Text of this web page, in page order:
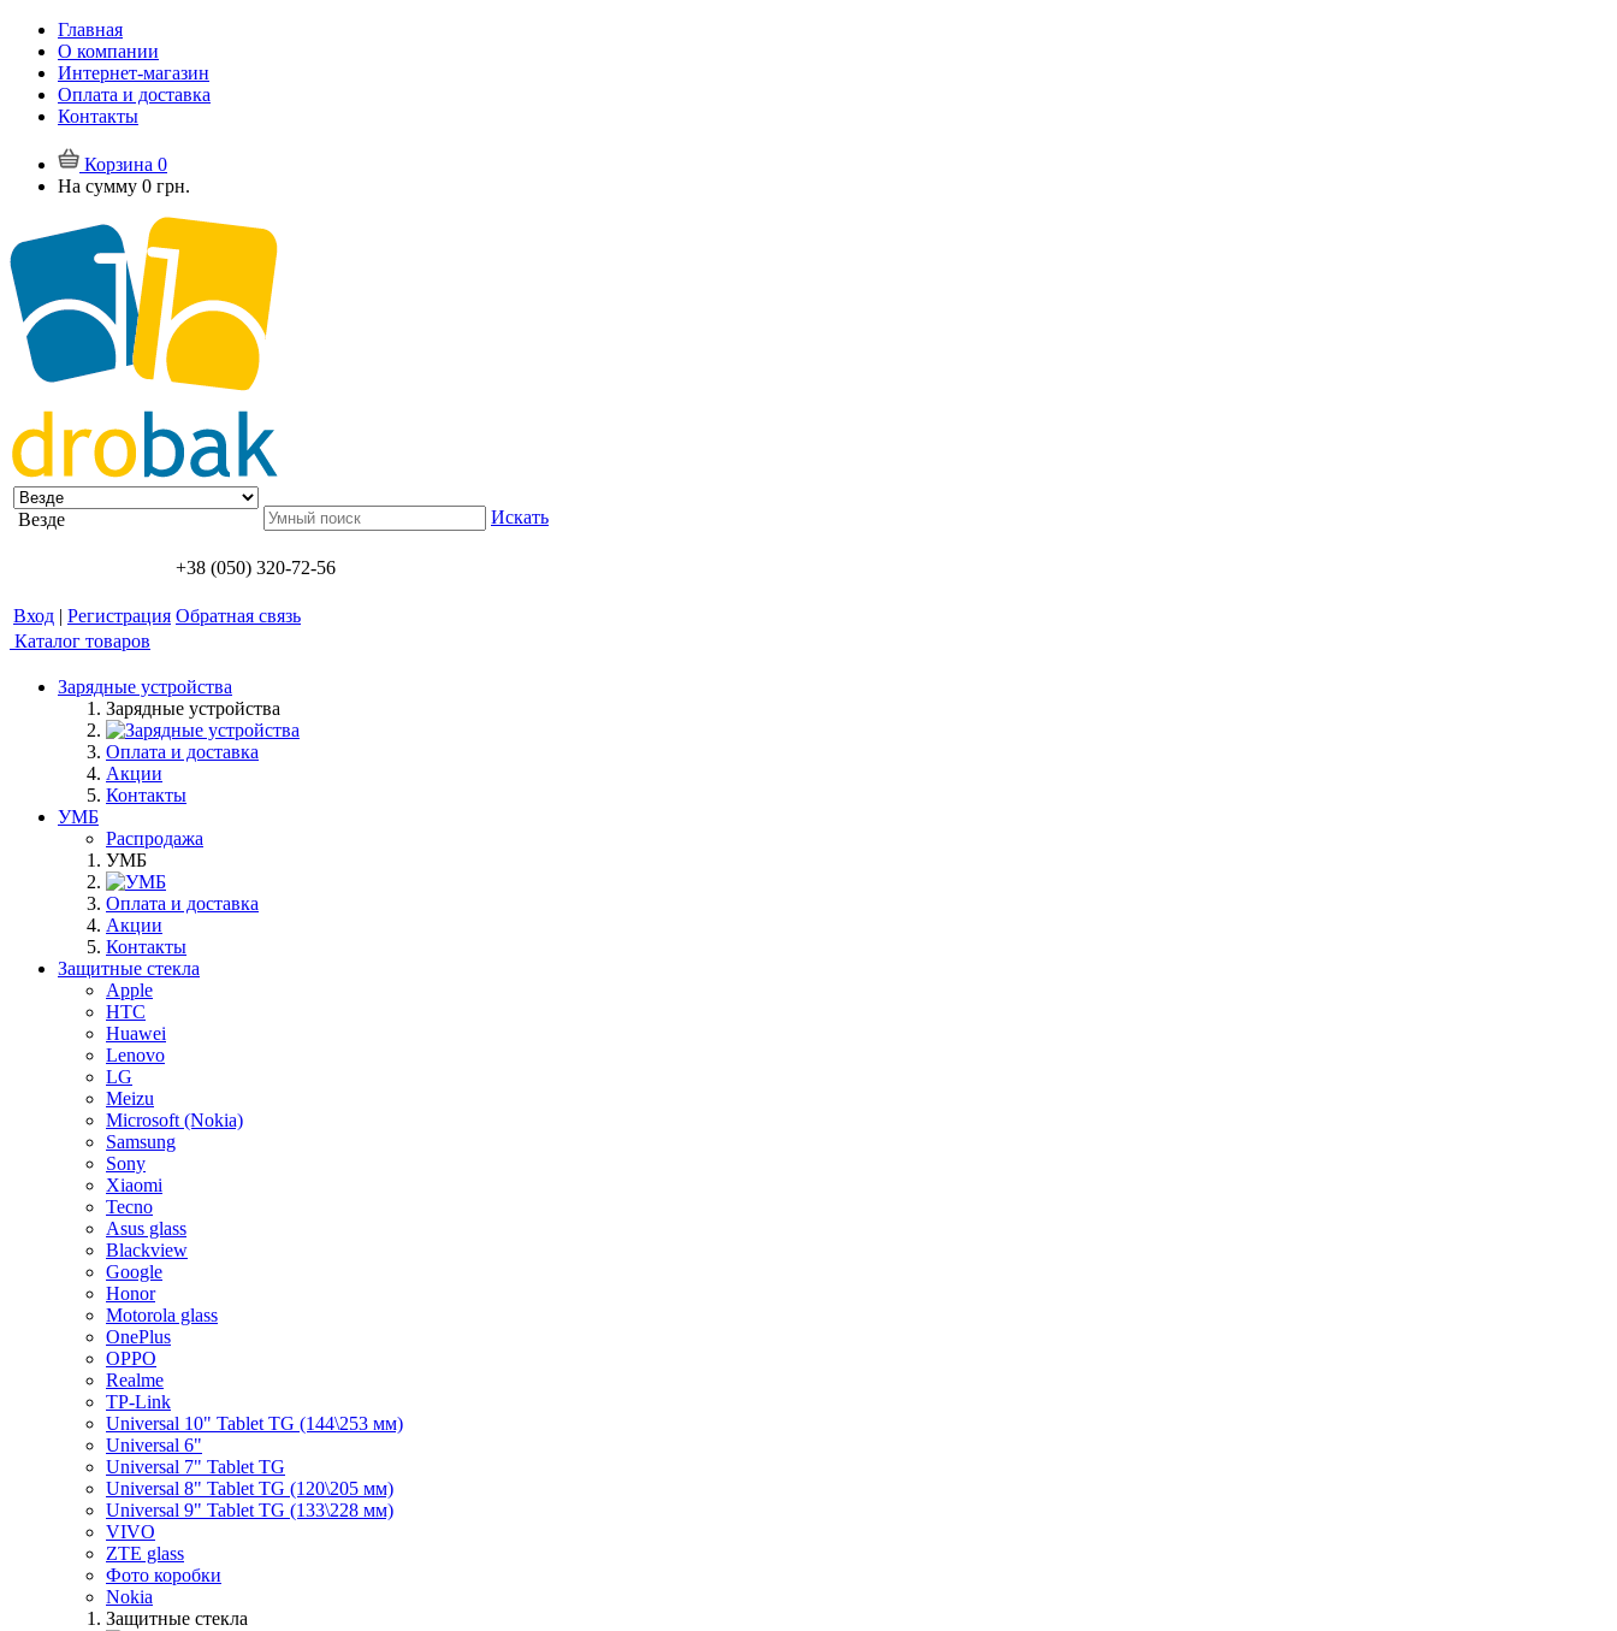
Главная
О компании
Интернет-магазин
Оплата и доставка
Контакты
Корзина 0
На сумму 0 грн.
Везде Искать
+38 (050) 320-72-56
Вход | Регистрация Обратная связь
Каталог товаров
Зарядные устройства
Зарядные устройства
Оплата и доставка
Акции
Контакты
УМБ
Распродажа
УМБ
Оплата и доставка
Акции
Контакты
Защитные стекла
Apple
HTC
Huawei
Lenovo
LG
Meizu
Microsoft (Nokia)
Samsung
Sony
Xiaomi
Tecno
Asus glass
Blackview
Google
Honor
Motorola glass
OnePlus
OPPO
Realme
TP-Link
Universal 10" Tablet TG (144\253 мм)
Universal 6"
Universal 7" Tablet TG
Universal 8" Tablet TG (120\205 мм)
Universal 9" Tablet TG (133\228 мм)
VIVO
ZTE glass
Фото коробки
Nokia
Защитные стекла